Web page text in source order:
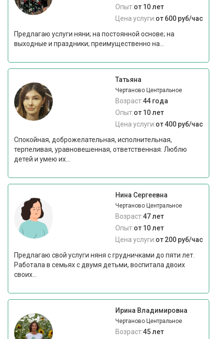
Опыт:от 10 лет
Цена услуги:от 600 руб/час
Предлагаю услуги няни; на постоянной основе; на
выходные и праздники; преимущественно на...
Татьяна
Чертаново Центральное
Возраст:44 года
Опыт:от 10 лет
Цена услуги:от 400 руб/час
Спокойная, доброжелательная, исполнительная,
терпеливая, уравновешенная, ответственная. Люблю
детей и умею их...
Нина Сергеевна
Чертаново Центральное
Возраст:47 лет
Опыт:от 10 лет
Цена услуги:от 200 руб/час
Предлагаю свой услуги няня с грудничками до пяти лет.
Работала в семьях с двумя детьми, воспитала двоих
своих...
Ирина Владимировна
Чертаново Центральное
Возраст:45 лет